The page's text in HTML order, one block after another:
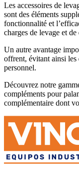
Les accessoires de
sont des éléments
fonctionnalité et
charges de levage et de
Un autre avantage
offrent, évitant ainsi les
personnel.
Découvrez notre
compléments pour
complémentaire dont